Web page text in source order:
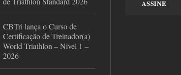
CBTri lança o Curso de
Certificação de Treinador(a)
World Triathlon – Nível 1 –
2026